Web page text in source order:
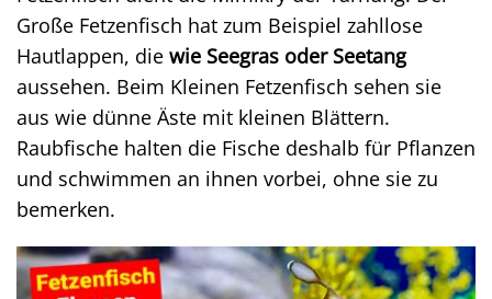
Große Fetzenfisch hat zum Beispiel zahllose
Hautlappen, die wie Seegras oder Seetang
aussehen. Beim Kleinen Fetzenfisch sehen sie
aus wie dünne Äste mit kleinen Blättern.
Raubfische halten die Fische deshalb für Pflanzen
und schwimmen an ihnen vorbei, ohne sie zu
bemerken.